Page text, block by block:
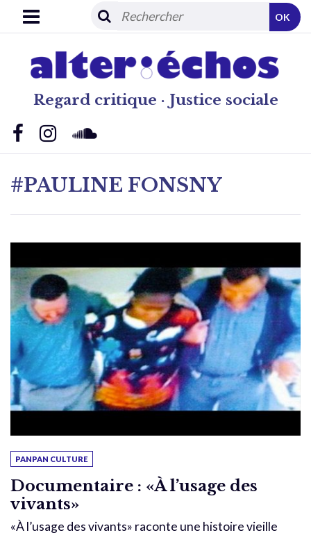
Regard critique · Justice sociale
OK
#PAULINE FONSNY
PANPAN CULTURE
Documentaire : «À l’usage des
vivants»
«À l’usage des vivants» raconte une histoire vieille